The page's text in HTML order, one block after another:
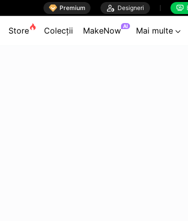
 Premium  Designeri 
Store Colecții MakeNow AI Mai multe 